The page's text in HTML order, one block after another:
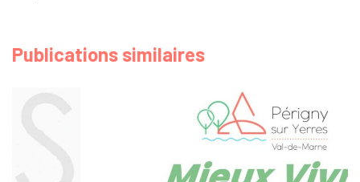
Publications similaires